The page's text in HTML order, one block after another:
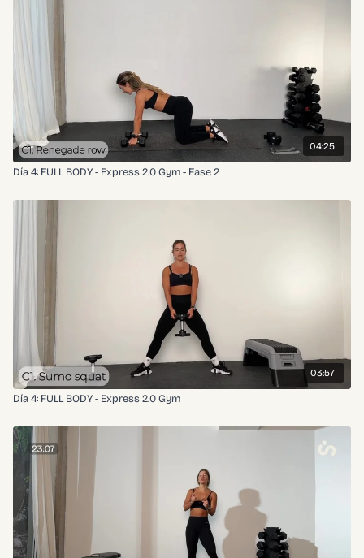
04:25
Día 4: FULL BODY - Express 2.0 Gym - Fase 2
03:57
Día 4: FULL BODY - Express 2.0 Gym